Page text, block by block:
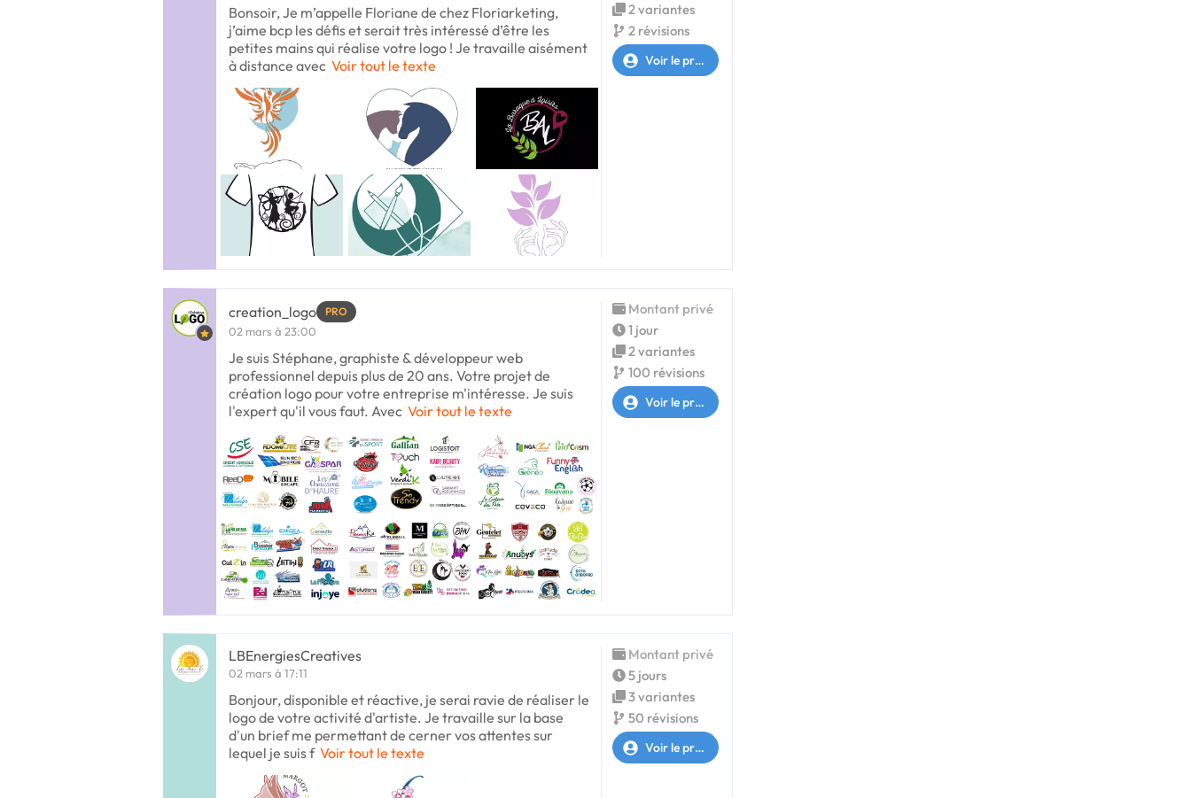
Bonsoir, Je m’appelle Floriane de chez Floriarketing,
j’aime bcp les défis et serait très intéressé d’être les
petites mains qui réalise votre logo ! Je travaille aisément
à distance avec Voir tout le texte
2 variantes
2 révisions
Voir le profil
creation_logo PRO
02 mars à 23:00
Je suis Stéphane, graphiste & développeur web
professionnel depuis plus de 20 ans. Votre projet de
création logo pour votre entreprise m'intéresse. Je suis
l'expert qu'il vous faut. Avec Voir tout le texte
Montant privé
1 jour
2 variantes
100 révisions
Voir le profil
LBEnergiesCreatives
02 mars à 17:11
Bonjour, disponible et réactive, je serai ravie de réaliser le
logo de votre activité d'artiste. Je travaille sur la base
d'un brief me permettant de cerner vos attentes sur
lequel je suis f Voir tout le texte
Montant privé
5 jours
3 variantes
50 révisions
Voir le profil